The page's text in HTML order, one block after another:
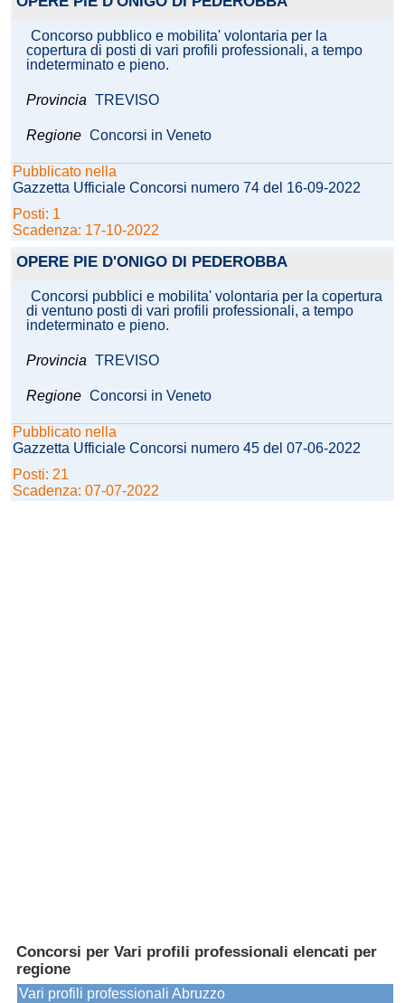
Concorso pubblico e mobilita' volontaria per la
copertura di posti di vari profili professionali, a tempo
indeterminato e pieno.
Provincia TREVISO
Regione Concorsi in Veneto
Pubblicato nella
Gazzetta Ufficiale Concorsi numero 74 del 16-09-2022
Posti: 1
Scadenza: 17-10-2022
OPERE PIE D'ONIGO DI PEDEROBBA
Concorsi pubblici e mobilita' volontaria per la copertura
di ventuno posti di vari profili professionali, a tempo
indeterminato e pieno.
Provincia TREVISO
Regione Concorsi in Veneto
Pubblicato nella
Gazzetta Ufficiale Concorsi numero 45 del 07-06-2022
Posti: 21
Scadenza: 07-07-2022
Concorsi per Vari profili professionali elencati per
regione
Vari profili professionali Abruzzo